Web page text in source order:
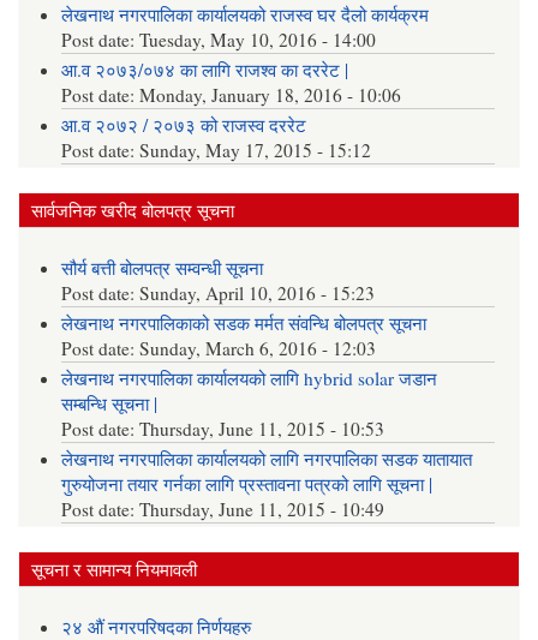
लेखनाथ नगरपालिका कार्यालयको राजस्व घर दैलो कार्यक्रम
Post date:Tuesday, May 10, 2016 - 14:00
आ.व २०७३/०७४ का लागि राजश्व का दररेट |
Post date:Monday, January 18, 2016 - 10:06
आ.व २०७२ / २०७३ को राजस्व दररेट
Post date:Sunday, May 17, 2015 - 15:12
सार्वजनिक खरीद बोलपत्र सूचना
सौर्य बत्ती बोलपत्र सम्वन्धी सूचना
Post date:Sunday, April 10, 2016 - 15:23
लेखनाथ नगरपालिकाको सडक मर्मत संवन्धि बोलपत्र सूचना
Post date:Sunday, March 6, 2016 - 12:03
लेखनाथ नगरपालिका कार्यालयको लागि hybrid solar जडान
सम्बन्धि सूचना |
Post date:Thursday, June 11, 2015 - 10:53
लेखनाथ नगरपालिका कार्यालयको लागि नगरपालिका सडक यातायात
गुरुयोजना तयार गर्नका लागि प्रस्तावना पत्रको लागि सूचना |
Post date:Thursday, June 11, 2015 - 10:49
सूचना र सामान्य नियमावली
२४ औं नगरपरिषदका निर्णयहरु